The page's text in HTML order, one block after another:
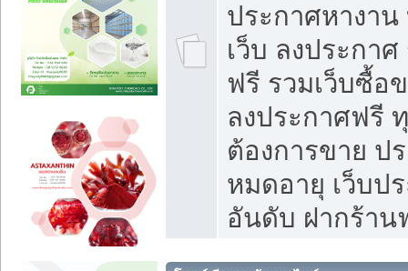
ประกาศหางา
เว็บ ลงประกา
ฟรี รวมเว็บซื้อ
ลงประกาศฟรี
ต้องการขาย ป
หมดอายุ เว็บป
อันดับ ฝากร้าน